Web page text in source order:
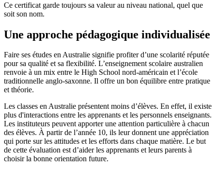
Ce certificat garde toujours sa valeur au niveau national, quel que
soit son nom.
Une approche pédagogique individualisée
Faire ses études en Australie signifie profiter d’une scolarité réputée
pour sa qualité et sa flexibilité. L’enseignement scolaire australien
renvoie à un mix entre le High School nord-américain et l’école
traditionnelle anglo-saxonne. Il offre un bon équilibre entre pratique
et théorie.
Les classes en Australie présentent moins d’élèves. En effet, il existe
plus d'interactions entre les apprenants et les personnels enseignants.
Les instituteurs peuvent apporter une attention particulière à chacun
des élèves. À partir de l’année 10, ils leur donnent une appréciation
qui porte sur les attitudes et les efforts dans chaque matière. Le but
de cette évaluation est d’aider les apprenants et leurs parents à
choisir la bonne orientation future.